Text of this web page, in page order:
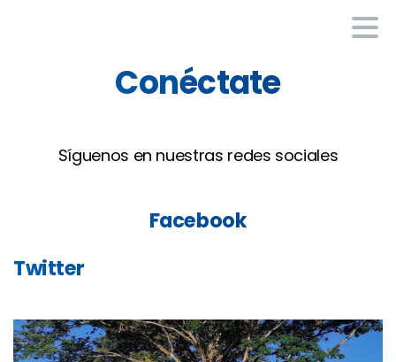
Conéctate
Síguenos en nuestras redes sociales
Facebook
Twitter